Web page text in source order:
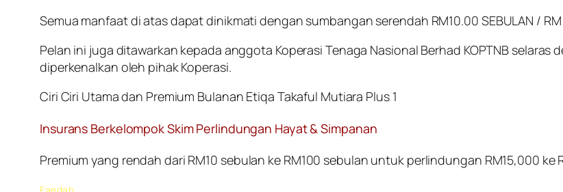
Semua manfaat di atas dapat dinikmati dengan sumbangan serendah RM10.00 SEBULAN / RM
Pelan ini juga ditawarkan kepada anggota Koperasi Tenaga Nasional Berhad KOPTNB selaras
diperkenalkan oleh pihak Koperasi.
Ciri Ciri Utama dan Premium Bulanan Etiqa Takaful Mutiara Plus 1
Insurans Berkelompok Skim Perlindungan Hayat & Simpanan
Premium yang rendah dari RM10 sebulan ke RM100 sebulan untuk perlindungan RM15,000 ke